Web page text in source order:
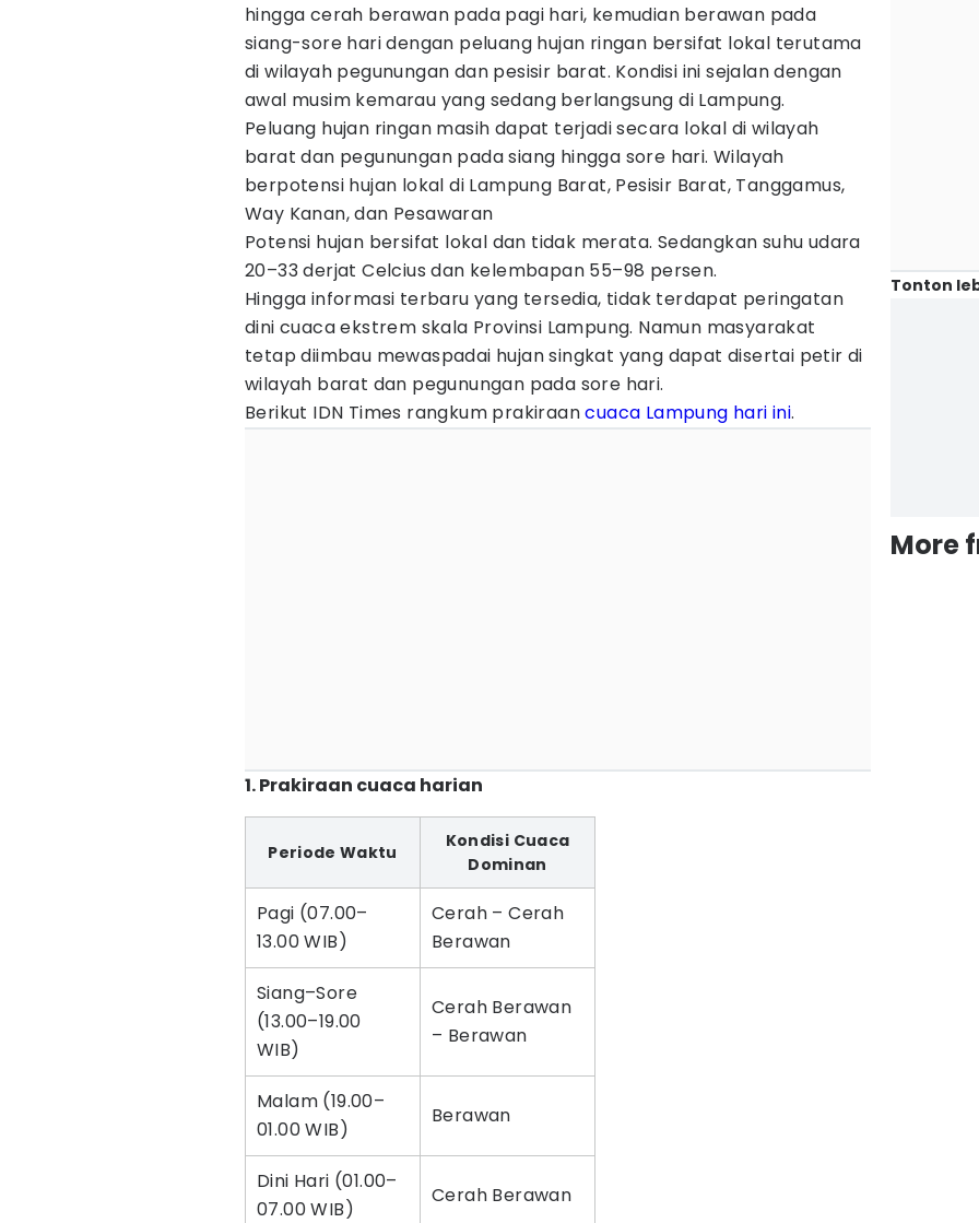
hingga cerah berawan pada pagi hari, kemudian berawan pada
siang-sore hari dengan peluang hujan ringan bersifat lokal terutama
di wilayah pegunungan dan pesisir barat. Kondisi ini sejalan dengan
awal musim kemarau yang sedang berlangsung di Lampung.
Peluang hujan ringan masih dapat terjadi secara lokal di wilayah
barat dan pegunungan pada siang hingga sore hari. Wilayah
berpotensi hujan lokal di Lampung Barat, Pesisir Barat, Tanggamus,
Way Kanan, dan Pesawaran
Potensi hujan bersifat lokal dan tidak merata. Sedangkan suhu udara
20–33 derjat Celcius dan kelembapan 55–98 persen.
Hingga informasi terbaru yang tersedia, tidak terdapat peringatan
dini cuaca ekstrem skala Provinsi Lampung. Namun masyarakat
tetap diimbau mewaspadai hujan singkat yang dapat disertai petir di
wilayah barat dan pegunungan pada sore hari.
Berikut IDN Times rangkum prakiraancuaca Lampung hari ini.
1. Prakiraan cuaca harian
Periode Waktu
Kondisi Cuaca
Dominan
Pagi (07.00–
13.00 WIB)
Cerah – Cerah
Berawan
Siang–Sore
(13.00–19.00
WIB)
Cerah Berawan
– Berawan
Malam (19.00–
01.00 WIB)
Berawan
Dini Hari (01.00–
07.00 WIB)
Cerah Berawan
Tonton
More